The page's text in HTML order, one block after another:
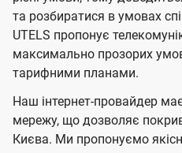
і
ї
U
t
e
l
б
а
ч
е
н
н
я
м
та розбиратися в умовах
UTELS пропонує
максимально прозорих
тарифними планами.
Наш інтернет-провайдер
мережу, що дозволяє
Києва. Ми пропонуємо